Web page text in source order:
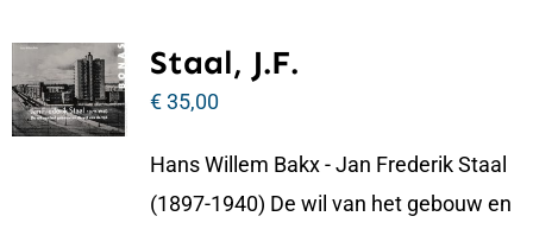
Staal, J.F.
€35,00
Hans Willem Bakx - Jan Frederik Staal
(1897-1940) De wil van het gebouw en